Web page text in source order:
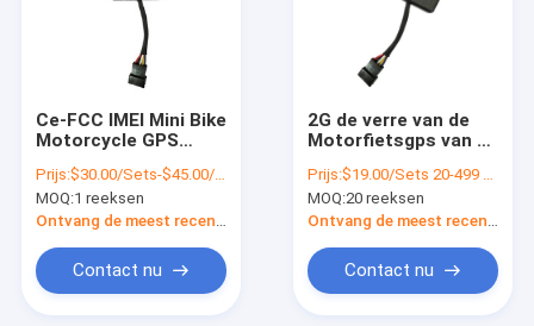
Ce-FCC IMEI Mini Bike
Motorcycle GPS
Android App Volgend
Platform
Prijs:$30.00/Sets-$45.00/Sets
MOQ:1 reeksen
Contact nu
2G de verre van de
Motorfietsgps van de
MT06 met Vrij
Android App
Prijs:$19.00/Sets 20-499 Sets
MOQ:20 reeksen
Contact nu